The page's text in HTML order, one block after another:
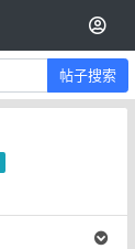
帖子搜索